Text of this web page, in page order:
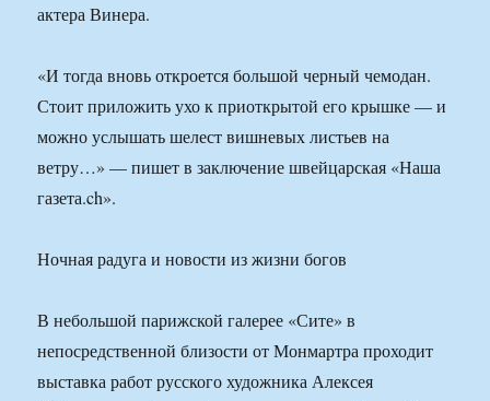
актера Винера.
«И тогда вновь откроется большой черный чемодан.
Стоит приложить ухо к приоткрытой его крышке — и
можно услышать шелест вишневых листьев на
ветру…» — пишет в заключение швейцарская «Наша
газета.ch».
Ночная радуга и новости из жизни богов
В небольшой парижской галерее «Сите» в
непосредственной близости от Монмартра проходит
выставка работ русского художника Алексея